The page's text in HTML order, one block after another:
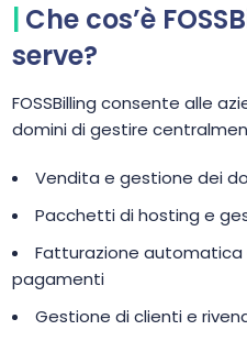
Che cos’è
serve?
FOSSBilling consente alle
domini di gestire
Vendita e gestione dei
Pacchetti di hosting e
Fatturazione
pagamenti
Gestione di clienti e